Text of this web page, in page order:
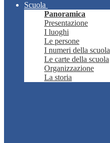
Scuola
Panoramica
Presentazione
I luoghi
Le persone
I numeri della scuola
Le carte della scuola
Organizzazione
La storia